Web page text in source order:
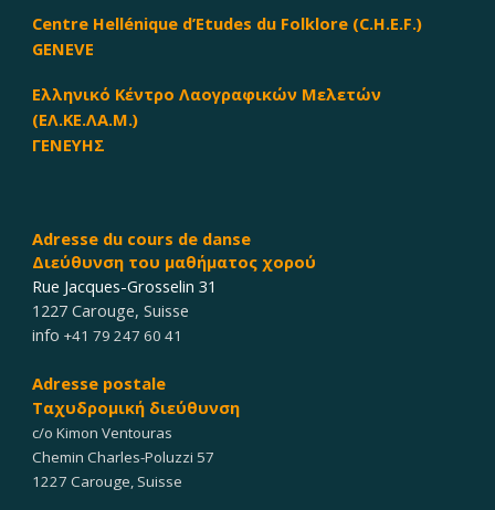
Centre Hellénique d’Etudes du Folklore (C.H.E.F.)
GENEVE
Ελληνικό Κέντρο Λαογραφικών Μελετών
(ΕΛ.ΚΕ.ΛΑ.Μ.)
ΓΕΝΕΥΗΣ
Adresse du cours de danse
Διεύθυνση του μαθήματος χορού
Rue Jacques-Grosselin 31
1227 Carouge, Suisse
info+41 79 247 60 41
Adresse postale
Ταχυδρομική διεύθυνση
c/o Kimon Ventouras
Chemin Charles-Poluzzi 57
1227 Carouge, Suisse